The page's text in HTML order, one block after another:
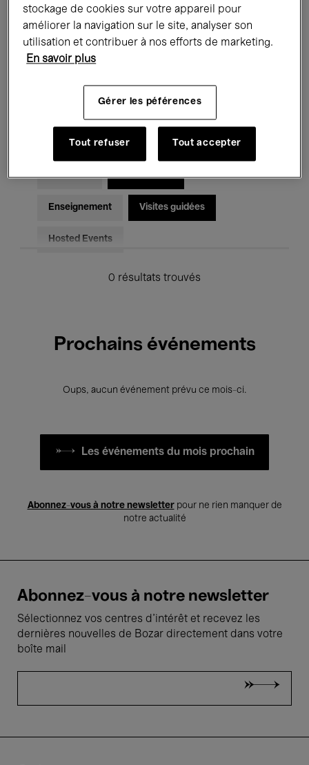
Expositions Films Performances
Rencontres & Débats
Musique classique Global Music
Musique électronique
Pour tous Kids’ Palace
Enseignement Visites guidées
Hosted Events
0 résultats trouvés
Prochains événements
Oups, aucun événement prévu ce mois-ci.
Les événements du mois prochain
Abonnez-vous à notre newsletterpour ne rien manquer de
notre actualité
Abonnez-vous à notre newsletter
Sélectionnez vos centres d'intérêt et recevez les
dernières nouvelles de Bozar directement dans votre
boîte mail
stockage de cookies sur votre appareil pour
améliorer la navigation sur le site, analyser son
utilisation et contribuer à nos efforts de marketing.
En savoir plus
Gérer les péférences
Tout refuser Tout accepter